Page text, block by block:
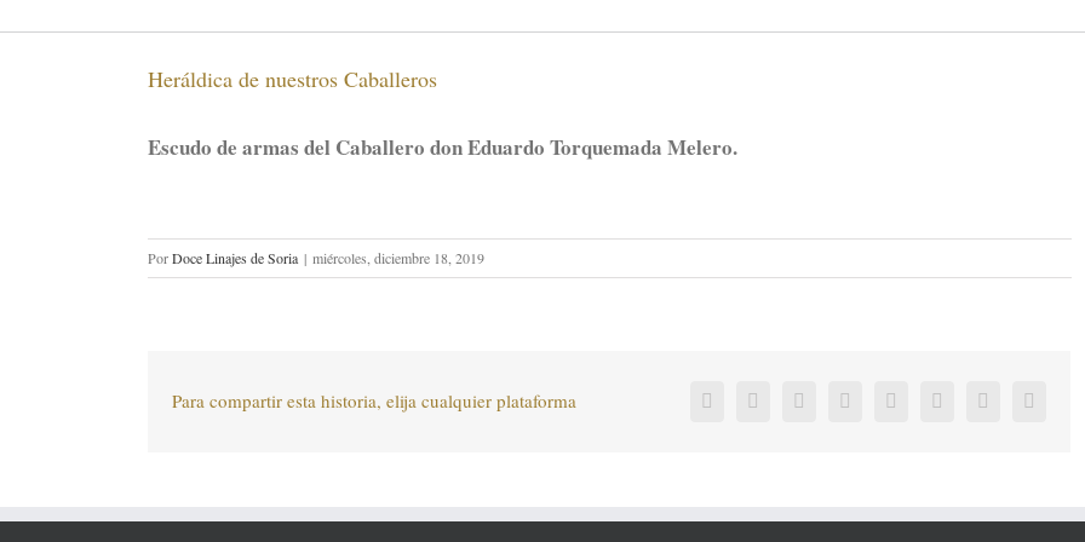
Heráldica de nuestros Caballeros
Escudo de armas del Caballero don Eduardo Torquemada Melero.
PorDoce Linajes de Soria | miércoles, diciembre 18, 2019
Para compartir esta historia, elija cualquier plataforma FacebookTwitter LinkedInReddit Tumblr Pinterest